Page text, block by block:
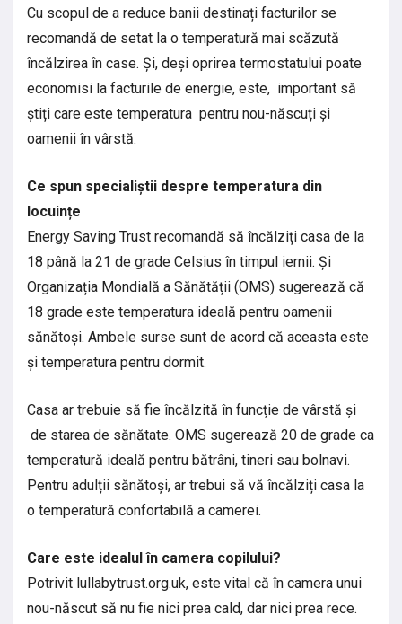
Cu scopul de a reduce banii destinați facturilor se
recomandă de setat la o temperatură mai scăzută
încălzirea în case. Și, deși oprirea termostatului poate
economisi la facturile de energie, este, important să
știți care este temperatura pentru nou-născuți și
oamenii în vârstă.
Ce spun specialiștii despre temperatura din
locuințe
Energy Saving Trust recomandă să încălziți casa de la
18 până la 21 de grade Celsius în timpul iernii. Și
Organizația Mondială a Sănătății (OMS) sugerează că
18 grade este temperatura ideală pentru oamenii
sănătoși. Ambele surse sunt de acord că aceasta este
și temperatura pentru dormit.
Casa ar trebuie să fie încălzită în funcție de vârstă și
de starea de sănătate. OMS sugerează 20 de grade ca
temperatură ideală pentru bătrâni, tineri sau bolnavi.
Pentru adulții sănătoși, ar trebui să vă încălziți casa la
o temperatură confortabilă a camerei.
Care este idealul în camera copilului?
Potrivit lullabytrust.org.uk, este vital că în camera unui
nou-născut să nu fie nici prea cald, dar nici prea rece.